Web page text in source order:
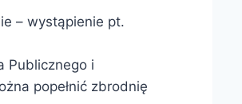
– wystąpienie pt.
Publicznego i
popełnić zbrodnię